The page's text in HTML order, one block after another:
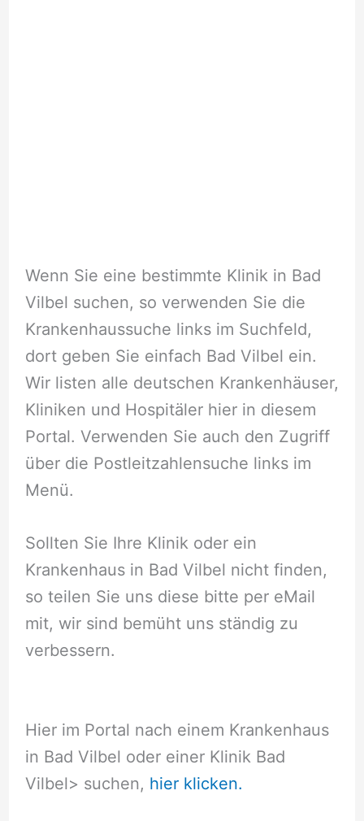
Wenn Sie eine bestimmte Klinik in Bad
Vilbel suchen, so verwenden Sie die
Krankenhaussuche links im Suchfeld,
dort geben Sie einfach Bad Vilbel ein.
Wir listen alle deutschen Krankenhäuser,
Kliniken und Hospitäler hier in diesem
Portal. Verwenden Sie auch den Zugriff
über die Postleitzahlensuche links im
Menü.
Sollten Sie Ihre Klinik oder ein
Krankenhaus in Bad Vilbel nicht finden,
so teilen Sie uns diese bitte per eMail
mit, wir sind bemüht uns ständig zu
verbessern.
Hier im Portal nach einem Krankenhaus
in Bad Vilbel oder einer Klinik Bad
Vilbel> suchen, hier klicken.